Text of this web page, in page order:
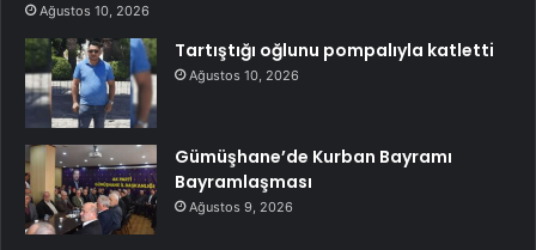
Ağustos 10, 2026
Tartıştığı oğlunu pompalıyla katletti
Ağustos 10, 2026
Gümüşhane’de Kurban Bayramı
Bayramlaşması
Ağustos 9, 2026